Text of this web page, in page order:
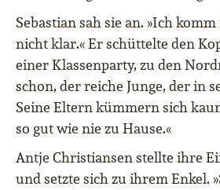
Sebastian sah sie an. »Ich
nicht klar.« Er schüttelte den
einer Klassenparty, zu den
schon, der reiche Junge, der in
Seine Eltern kümmern sich
so gut wie nie zu Hause.«
Antje Christiansen stellte ihre
und setzte sich zu ihrem Enkel.